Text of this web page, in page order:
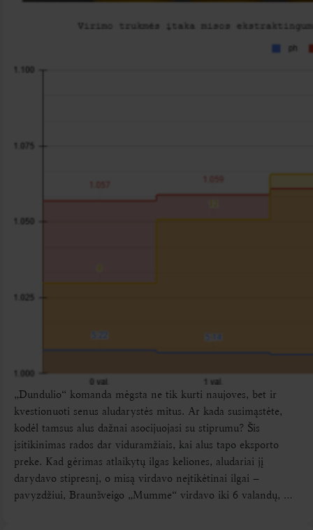
„Dundulio“ komanda mėgsta ne tik kurti naujoves, bet ir
kvestionuoti senus aludarystės mitus. Ar kada susimąstėte,
kodėl tamsus alus dažnai asocijuojasi su stiprumu? Šis
įsitikinimas rados dar viduramžiais, kai alus tapo eksporto
preke. Kad gėrimas atlaikytų ilgas keliones, aludariai jį
darydavo stipresnį, o misą virdavo neįtikėtinai ilgai –
pavyzdžiui, Braunšveigo „Mumme“ virdavo iki 6 valandų, …